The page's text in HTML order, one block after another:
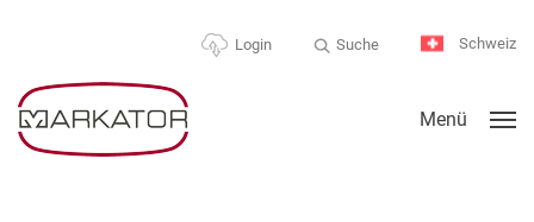
Login Suche Schweiz
Menü